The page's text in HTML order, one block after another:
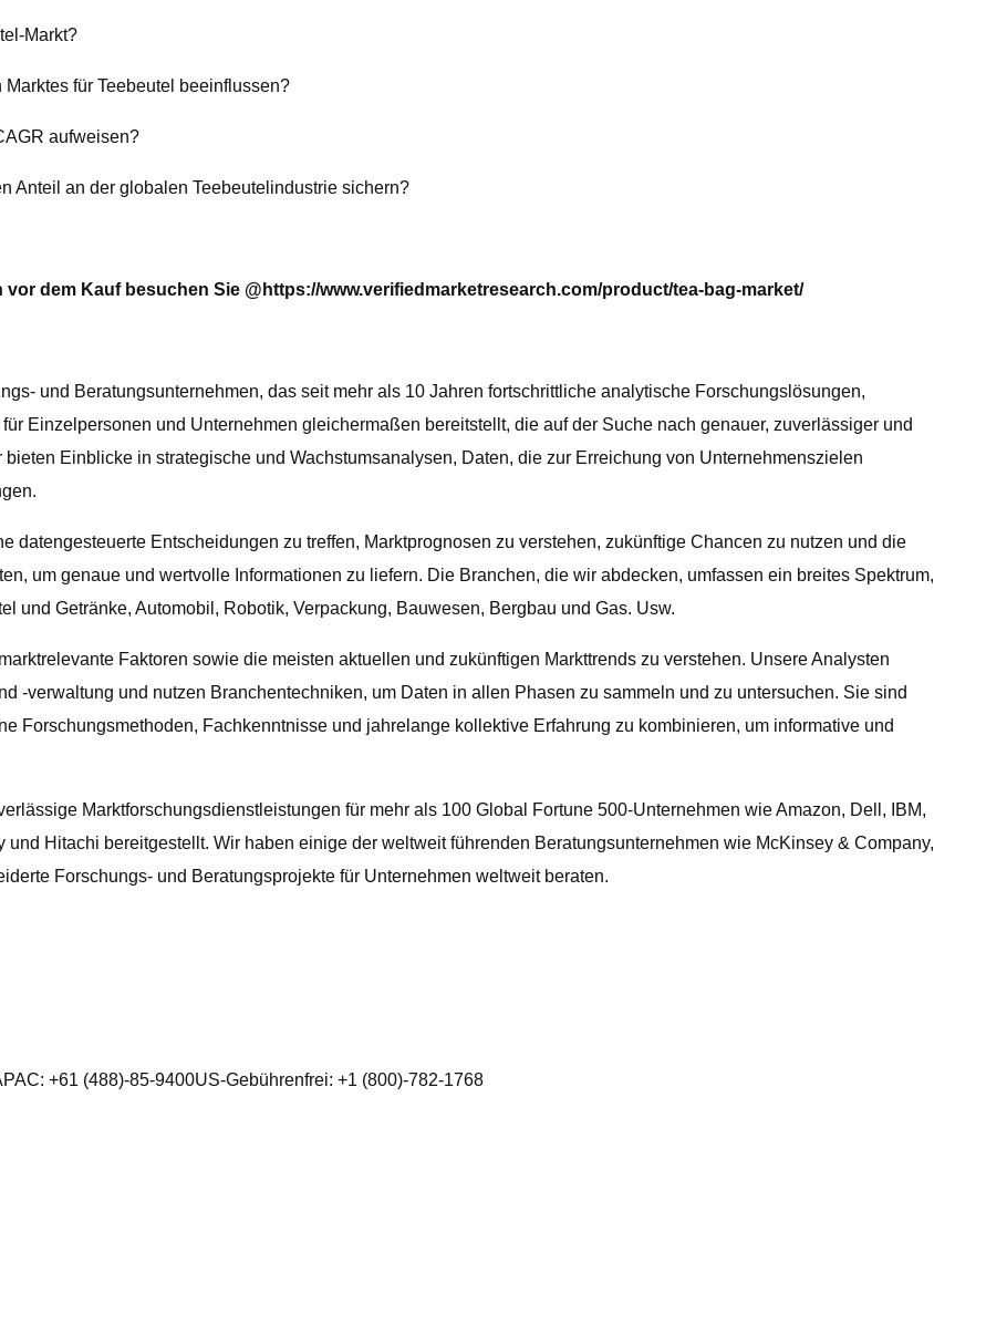
Markt?
für Teebeutel beeinflussen?
aufweisen?
Anteil an der globalen Teebeutelindustrie sichern?
dem Kauf besuchen Sie @ https://www.verifiedmarketresearch.com/product/tea-bag-market/
und Beratungsunternehmen, das seit mehr als 10 Jahren fortschrittliche analytische Forschungslösungen,
Einzelpersonen und Unternehmen gleichermaßen bereitstellt, die auf der Suche nach genauer, zuverlässiger und
Einblicke in strategische und Wachstumsanalysen, Daten, die zur Erreichung von Unternehmenszielen
datengesteuerte Entscheidungen zu treffen, Marktprognosen zu verstehen, zukünftige Chancen zu nutzen und die
um genaue und wertvolle Informationen zu liefern. Die Branchen, die wir abdecken, umfassen ein breites Spektrum,
und Getränke, Automobil, Robotik, Verpackung, Bauwesen, Bergbau und Gas. Usw.
Faktoren sowie die meisten aktuellen und zukünftigen Markttrends zu verstehen. Unsere Analysten
-verwaltung und nutzen Branchentechniken, um Daten in allen Phasen zu sammeln und zu untersuchen. Sie sind
Forschungsmethoden, Fachkenntnisse und jahrelange kollektive Erfahrung zu kombinieren, um informative und
Marktforschungsdienstleistungen für mehr als 100 Global Fortune 500-Unternehmen wie Amazon, Dell, IBM,
Hitachi bereitgestellt. Wir haben einige der weltweit führenden Beratungsunternehmen wie McKinsey & Company,
Forschungs- und Beratungsprojekte für Unternehmen weltweit beraten.
+61 (488)-85-9400US-Gebührenfrei: +1 (800)-782-1768